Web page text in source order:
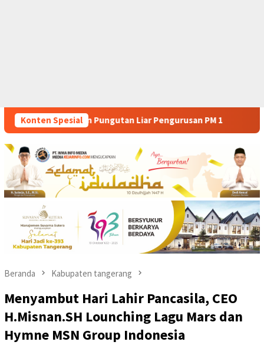
Konten Spesial
PM 1 Dianggap Tidak Profesional, PT.
Beranda Kabupaten tangerang
Menyambut Hari Lahir Pancasila, CEO
H.Misnan.SH Lounching Lagu Mars dan
Hymne MSN Group Indonesia